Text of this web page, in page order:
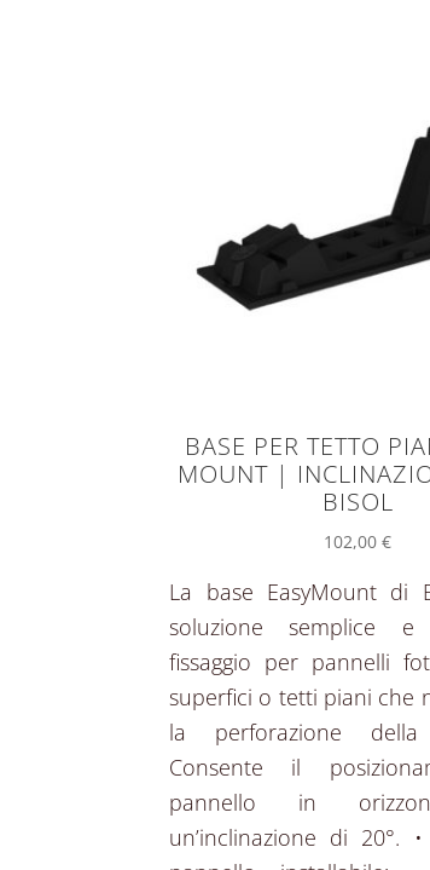
BASE PER TETTO
MOUNT |
BISOL
102,00€
La base EasyMount di
soluzione semplice
fissaggio per pannelli
superfici o tetti piani che
la perforazione della
Consente il
pannello in
un’inclinazione di 20°.